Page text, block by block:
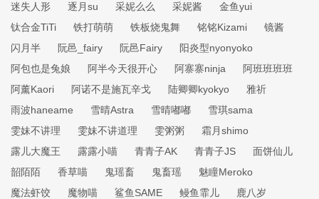
迷失人形
逐月su 采妮么么 采妮酱
金鱼yui
钛合金TiTi
铁打萌萌 铁板烧鬼舞 铭铭Kizami
镜酱
闪月半
阮邑_fairy 阮邑Fairy
阳炎型nyonyoko
阿包也是兔娘
阿半今天很开心 阿寨寨ninja
阿班班班班
阿薰Kaori
阿诺不是施瓦辛戈 陆卿卿kyokyo
雅祈
雨波haneame
雪晴Astra 雪晴嘟嘟
雪琪sama
雯妹不讲理
雯妹不讲道理 雯粥粥
霜月shimo
露儿大魔王
露露小喵 青青子AK 青青子JS
面饼仙儿
韶陌陌
香草喵 鬼瑶畜 鬼畜瑶
魅瞳Meroko
魔法虾饺
魔物喵 鲨鱼SAME 鳗鱼霏儿
鹿八岁